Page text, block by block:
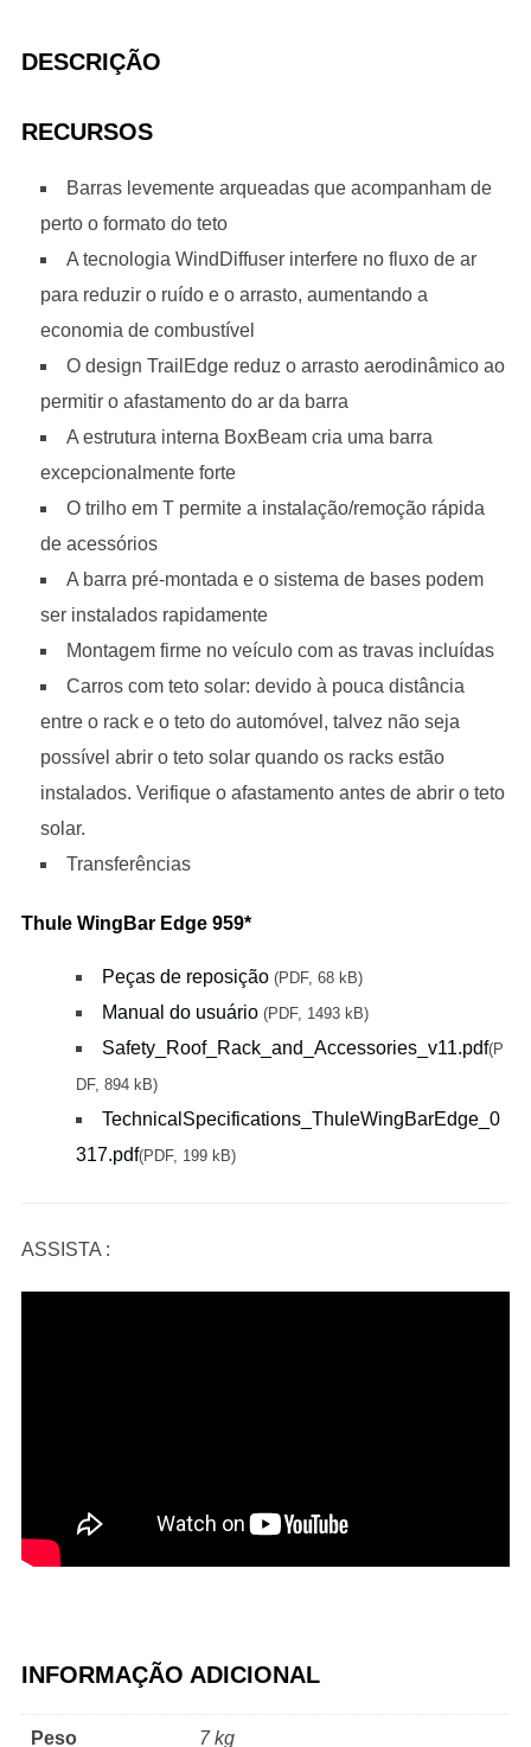
DESCRIÇÃO
RECURSOS
Barras levemente arqueadas que acompanham de
perto o formato do teto
A tecnologia WindDiffuser interfere no fluxo de ar
para reduzir o ruído e o arrasto, aumentando a
economia de combustível
O design TrailEdge reduz o arrasto aerodinâmico ao
permitir o afastamento do ar da barra
A estrutura interna BoxBeam cria uma barra
excepcionalmente forte
O trilho em T permite a instalação/remoção rápida
de acessórios
A barra pré-montada e o sistema de bases podem
ser instalados rapidamente
Montagem firme no veículo com as travas incluídas
Carros com teto solar: devido à pouca distância
entre o rack e o teto do automóvel, talvez não seja
possível abrir o teto solar quando os racks estão
instalados. Verifique o afastamento antes de abrir o teto
solar.
Transferências
Thule WingBar Edge 959*
Peças de reposição (PDF, 68 kB)
Manual do usuário (PDF, 1493 kB)
Safety_Roof_Rack_and_Accessories_v11.pdf(P
DF, 894 kB)
TechnicalSpecifications_ThuleWingBarEdge_0
317.pdf(PDF, 199 kB)
ASSISTA :
INFORMAÇÃO ADICIONAL
Peso 7 kg